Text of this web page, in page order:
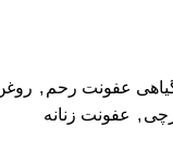
عفونت رحم ,
, عفونت زنانه